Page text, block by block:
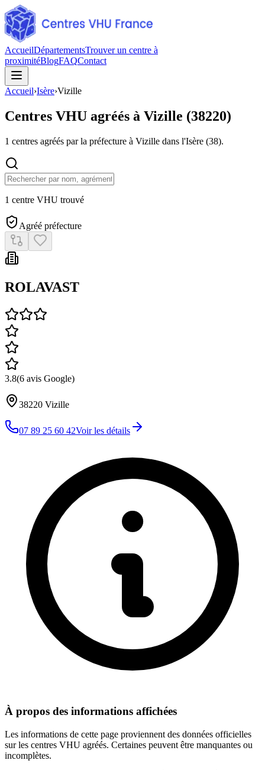
AccueilDépartementsTrouver un centre à
proximitéBlogFAQContact
Accueil›Isère›Vizille
Centres VHU agréés à Vizille (38220)
1 centres agréés par la préfecture à Vizille dans l'Isère (38).
1 centre VHU trouvé
Agréé préfecture
ROLAVAST
3.8(6 avis Google)
38220 Vizille
07 89 25 60 42Voir les détails
À propos des informations affichées
Les informations de cette page proviennent des données officielles
sur les centres VHU agréés. Certaines peuvent être manquantes ou
incomplètes.